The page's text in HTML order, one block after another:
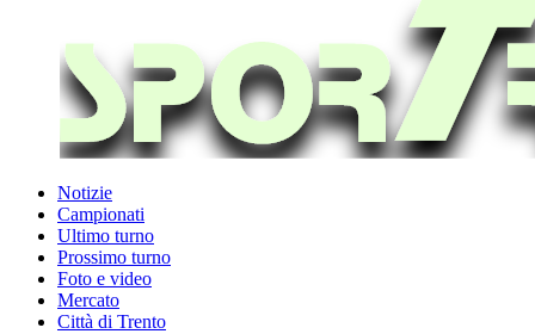
Notizie
Campionati
Ultimo turno
Prossimo turno
Foto e video
Mercato
Città di Trento